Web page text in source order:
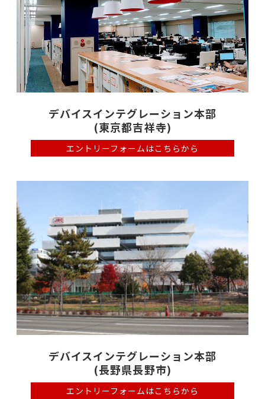
デバイスインテグレーション本部
(東京都吉祥寺)
エントリーフォームはこちらから
デバイスインテグレーション本部
(長野県長野市)
エントリーフォームはこちらから